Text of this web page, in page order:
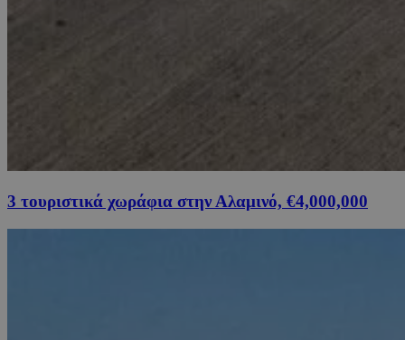
3 τουριστικά χωράφια στην Αλαμινό, €4,000,000